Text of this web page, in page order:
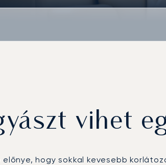
vihet
hogy sokkal kevesebb